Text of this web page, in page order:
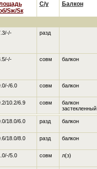
Sж/Sк
С/у Балкон
разд
совм балкон
6.0 совм балкон
10.2/6.9 совм
балкон
застекленный
18.0/6.0 разд балкон
18.0/8.0 разд балкон
5.0 совм л(з)